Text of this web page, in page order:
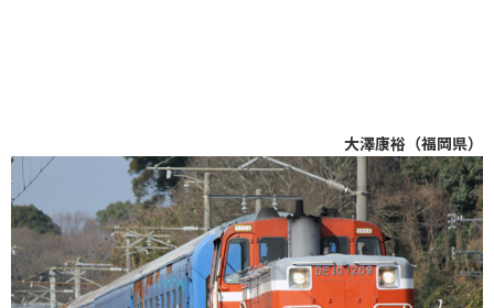
大澤康裕（福岡県）